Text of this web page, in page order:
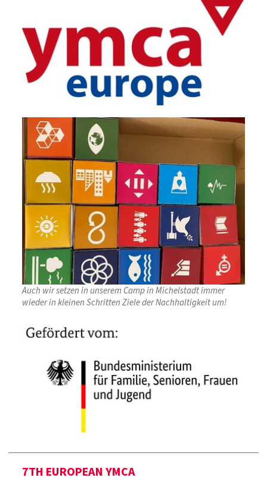
Auch wir setzen in unserem Camp in Michelstadt immer
wieder in kleinen Schritten Ziele der Nachhaltigkeit um!
7TH EUROPEAN YMCA